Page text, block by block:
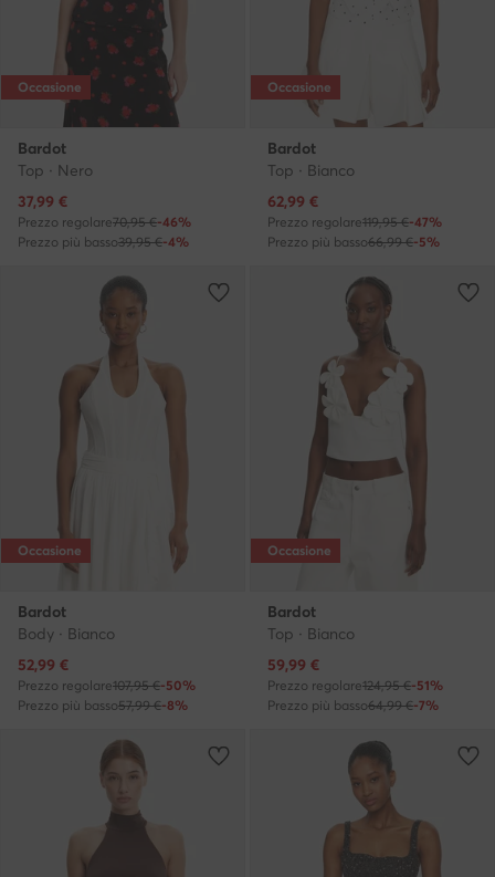
Occasione
Bardot
Top · Nero
Prezzo attuale
37,99 €
Prezzo regolare70,95 €-46%
Prezzo più basso39,95 €-4%
Occasione
Bardot
Top · Bianco
Prezzo attuale
62,99 €
Prezzo regolare119,95 €-47%
Prezzo più basso66,99 €-5%
Occasione
Bardot
Body · Bianco
Prezzo attuale
52,99 €
Prezzo regolare107,95 €-50%
Prezzo più basso57,99 €-8%
Occasione
Bardot
Top · Bianco
Prezzo attuale
59,99 €
Prezzo regolare124,95 €-51%
Prezzo più basso64,99 €-7%